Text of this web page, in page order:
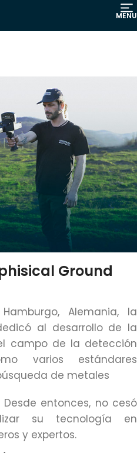
MENU
Ground
Alemania, la
al desarrollo de la
campo de la detección
varios estándares
de metales
Desde entonces, no cesó
su tecnología en
y expertos.